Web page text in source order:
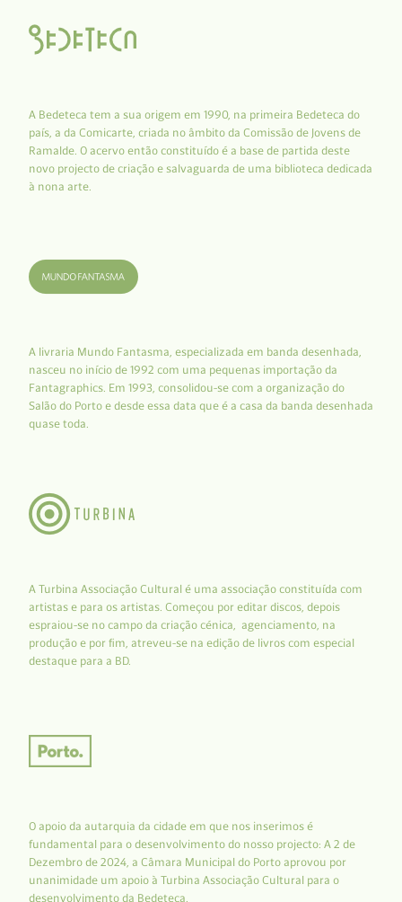
A Bedeteca tem a sua origem em 1990, na primeira Bedeteca do
país, a da Comicarte, criada no âmbito da Comissão de Jovens de
Ramalde. O acervo então constituído é a base de partida deste
novo projecto de criação e salvaguarda de uma biblioteca dedicada
à nona arte.
A livraria Mundo Fantasma, especializada em banda desenhada,
nasceu no início de 1992 com uma pequenas importação da
Fantagraphics. Em 1993, consolidou-se com a organização do
Salão do Porto e desde essa data que é a casa da banda desenhada
quase toda.
A Turbina Associação Cultural é uma associação constituída com
artistas e para os artistas. Começou por editar discos, depois
espraiou-se no campo da criação cénica, agenciamento, na
produção e por fim, atreveu-se na edição de livros com especial
destaque para a BD.
O apoio da autarquia da cidade em que nos inserimos é
fundamental para o desenvolvimento do nosso projecto: A 2 de
Dezembro de 2024, a Câmara Municipal do Porto aprovou por
unanimidade um apoio à Turbina Associação Cultural para o
desenvolvimento da Bedeteca.